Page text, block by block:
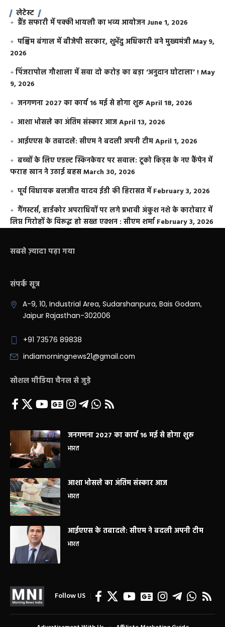
लेटेस्ट
ग्रैंड सफारी में पक्की भायली का भव्य आयोजन June 1, 2026
पश्चिम बंगाल में बीजेपी सरकार, शुभेंदु अधिकारी बने मुख्यमंत्रीMay 9,
2026
​पिंजरापोल गौशाला में सवा दो करोड़ का बड़ा ‘अनुदान घोटाला’ !May
9, 2026
जनगणना 2027 का कार्य 16 मई से होगा शुरूApril 18, 2026
आशा भोसले का अंतिम संस्कार आजApril 13, 2026
आईएएस के तबादले: सीएम ने बदली अपनी टीमApril 1, 2026
बच्चों के लिए एडल्ट स्किनकेयर पर सवाल: टूको किड्स के नए कैंपेन में
फराह खान ने उठाई बहसMarch 30, 2026
पूर्व विधायक बलजीत यादव ईडी की हिरासत में February 3, 2026
गैंगस्टर्स, हार्डकोर अपराधियों पर लगे प्रभावी अंकुश नशे के कारोबार में
लिप्त गिरोहों के विरूद्ध हो सख्त एक्शन : सीएम शर्मा February 3, 2026
सबसे ज़्यादा पढ़ा गया
संपर्क सूत्र
A-9, 10, Industrial Area, Sudarshanpura, Bais Godam,
Jaipur Rajasthan-302006
+91 73576 89838
indiamorningnews21@gmail.com
सोशल मीडिया चैनल से जुड़े
जनगणना 2027 का कार्य 16 मई से होगा शुरू
भारत
आशा भोसले का अंतिम संस्कार आज
भारत
आईएएस के तबादले: सीएम ने बदली अपनी टीम
भारत
Follow US